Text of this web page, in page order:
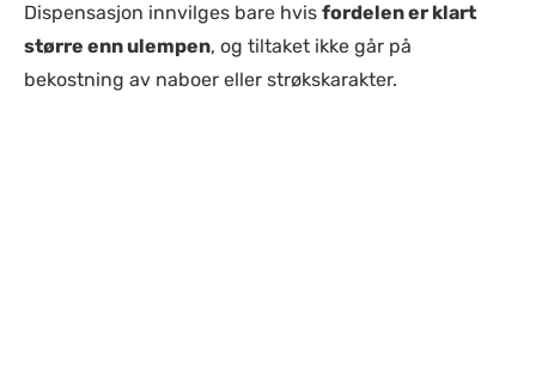
Dispensasjon innvilges bare hvis fordelen er klart
større enn ulempen, og tiltaket ikke går på
bekostning av naboer eller strøkskarakter.